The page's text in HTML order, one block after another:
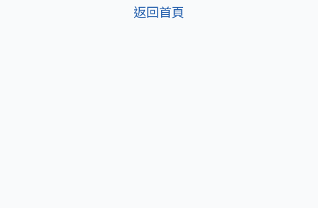
返回首頁